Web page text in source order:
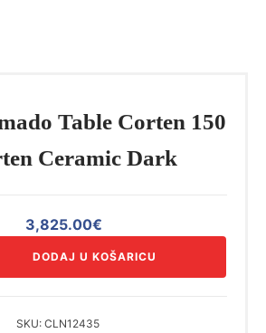
Table Corten 150
Ceramic Dark
3,825.00€
DODAJ U KOŠARICU
SKU: CLN12435